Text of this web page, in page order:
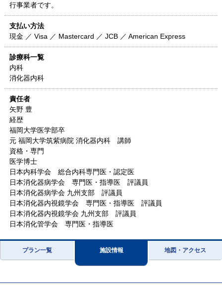
行事業者です。
支払い方法
現金 ／ Visa ／ Mastercard ／ JCB ／ American Express
診療科一覧
内科
消化器内科
責任者
矢野 豊
経歴
福岡大学医学部卒
元 福岡大学筑紫病院 消化器内科 講師
資格・専門
医学博士
日本内科学会 総合内科専門医・認定医
日本消化器病学会 専門医・指導医 評議員
日本消化器病学会 九州支部 評議員
日本消化器内視鏡学会 専門医・指導医 評議員
日本消化器内視鏡学会 九州支部 評議員
日本消化管学会 専門医・指導医
プラン一覧 施設情報 地図・アクセス